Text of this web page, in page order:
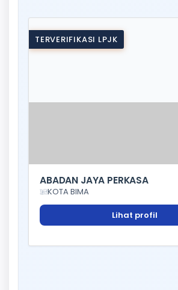
TERVERIFIKASI LPJK
ABADAN JAYA PERKASA
KOTA BIMA
Lihat profil